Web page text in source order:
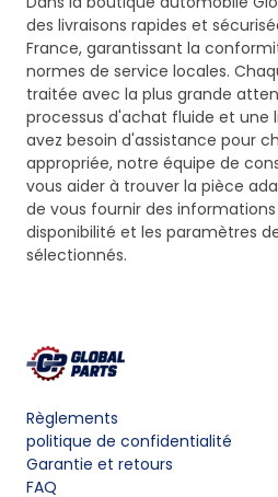
des livraisons rapides et
France, garantissant la
normes de service locales.
traitée avec la plus grande
processus d'achat fluide et une
avez besoin d'assistance pour
appropriée, notre équipe de
vous aider à trouver la pièce
de vous fournir des
disponibilité et les paramètres
sélectionnés.
Règlements
politique de confidentialité
Garantie et retours
FAQ